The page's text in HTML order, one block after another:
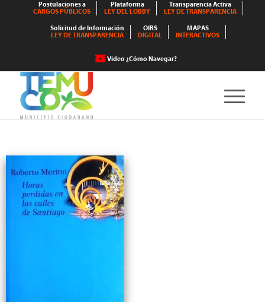
Postulaciones a
CARGOS PÚBLICOS
Plataforma
LEY DEL LOBBY
Transparencia Activa
LEY DE TRANSPARENCIA
Solicitud de Información
LEY DE TRANSPARENCIA
OIRS
DIGITAL
MAPAS
INTERACTIVOS
Video ¿Cómo Navegar?